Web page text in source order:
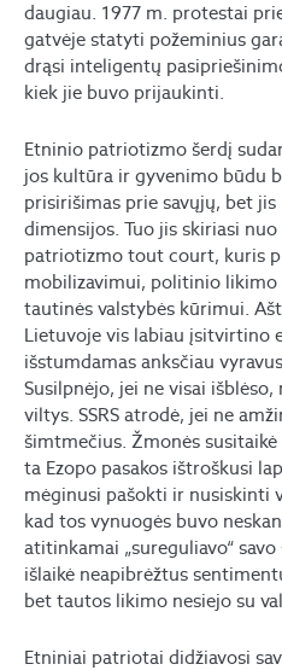
daugiau. 1977 m. protestai
gatvėje statyti požeminius
drąsi inteligentų
kiek jie buvo prijaukinti.
Etninio patriotizmo šerdį
jos kultūra ir gyvenimo būdu
prisirišimas prie savųjų, bet
dimensijos. Tuo jis skiriasi
patriotizmo tout court, kuris
mobilizavimui, politinio likimo
tautinės valstybės kūrimui.
Lietuvoje vis labiau įsitvirtino
išstumdamas anksčiau
Susilpnėjo, jei ne visai
viltys. SSRS atrodė, jei ne
šimtmečius. Žmonės
ta Ezopo pasakos ištroškusi
mėginusi pašokti ir nusiskinti
kad tos vynuogės buvo
atitinkamai „sureguliavo“
išlaikė neapibrėžtus
bet tautos likimo nesiejo su
Etniniai patriotai didžiavosi